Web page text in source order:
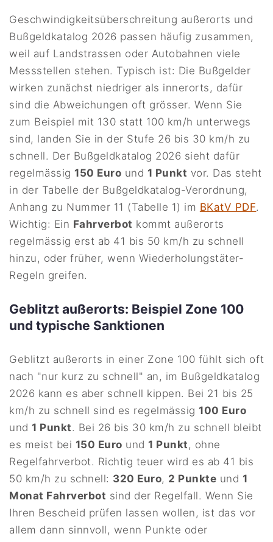
Geschwindigkeitsüberschreitung außerorts und
Bußgeldkatalog 2026 passen häufig zusammen,
weil auf Landstrassen oder Autobahnen viele
Messstellen stehen. Typisch ist: Die Bußgelder
wirken zunächst niedriger als innerorts, dafür
sind die Abweichungen oft grösser. Wenn Sie
zum Beispiel mit 130 statt 100 km/h unterwegs
sind, landen Sie in der Stufe 26 bis 30 km/h zu
schnell. Der Bußgeldkatalog 2026 sieht dafür
regelmässig150 Euro und 1 Punkt vor. Das steht
in der Tabelle der Bußgeldkatalog-Verordnung,
Anhang zu Nummer 11 (Tabelle 1) im BKatV PDF.
Wichtig: Ein Fahrverbot kommt außerorts
regelmässig erst ab 41 bis 50 km/h zu schnell
hinzu, oder früher, wenn Wiederholungstäter-
Regeln greifen.
Geblitzt außerorts: Beispiel Zone 100
und typische Sanktionen
Geblitzt außerorts in einer Zone 100 fühlt sich oft
nach "nur kurz zu schnell" an, im Bußgeldkatalog
2026 kann es aber schnell kippen. Bei 21 bis 25
km/h zu schnell sind es regelmässig100 Euro
und1 Punkt. Bei 26 bis 30 km/h zu schnell bleibt
es meist bei 150 Euro und1 Punkt, ohne
Regelfahrverbot. Richtig teuer wird es ab 41 bis
50 km/h zu schnell: 320 Euro, 2 Punkte und 1
Monat Fahrverbot sind der Regelfall. Wenn Sie
Ihren Bescheid prüfen lassen wollen, ist das vor
allem dann sinnvoll, wenn Punkte oder